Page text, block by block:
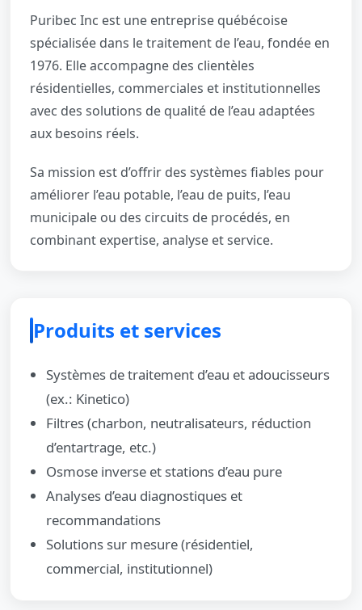
Puribec Inc est une entreprise québécoise
spécialisée dans le traitement de l’eau, fondée en
1976. Elle accompagne des clientèles
résidentielles, commerciales et institutionnelles
avec des solutions de qualité de l’eau adaptées
aux besoins réels.
Sa mission est d’offrir des systèmes fiables pour
améliorer l’eau potable, l’eau de puits, l’eau
municipale ou des circuits de procédés, en
combinant expertise, analyse et service.
Produits et services
Systèmes de traitement d’eau et adoucisseurs
(ex.: Kinetico)
Filtres (charbon, neutralisateurs, réduction
d’entartrage, etc.)
Osmose inverse et stations d’eau pure
Analyses d’eau diagnostiques et
recommandations
Solutions sur mesure (résidentiel,
commercial, institutionnel)